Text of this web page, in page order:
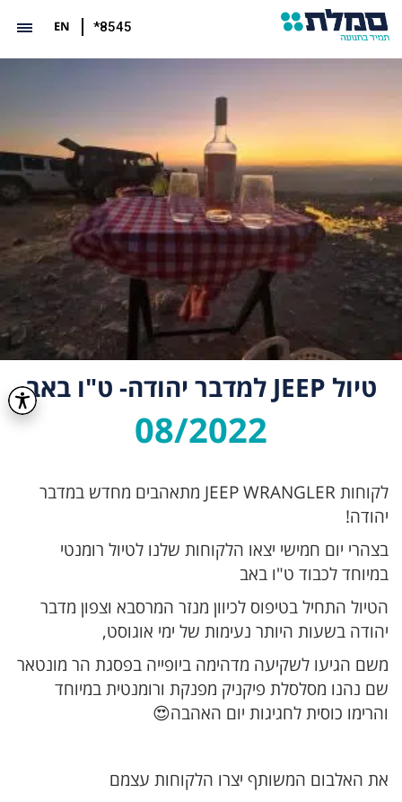
*8545
EN
טיול JEEP למדבר יהודה- ט"ו באב
08/2022
לקוחות JEEP WRANGLER מתאהבים מחדש במדבר
יהודה!
בצהרי יום חמישי יצאו הלקוחות שלנו לטיול רומנטי
במיוחד לכבוד ט"ו באב
הטיול התחיל בטיפוס לכיוון מנזר המרסבא וצפון מדבר
יהודה בשעות היותר נעימות של ימי אוגוסט,
משם הגיעו לשקיעה מדהימה ביופייה בפסגת הר מונטאר
שם נהנו מסלסלת פיקניק מפנקת ורומנטית במיוחד
והרימו כוסית לחגיגות יום האהבה😍
את האלבום המשותף יצרו הלקוחות עצמם